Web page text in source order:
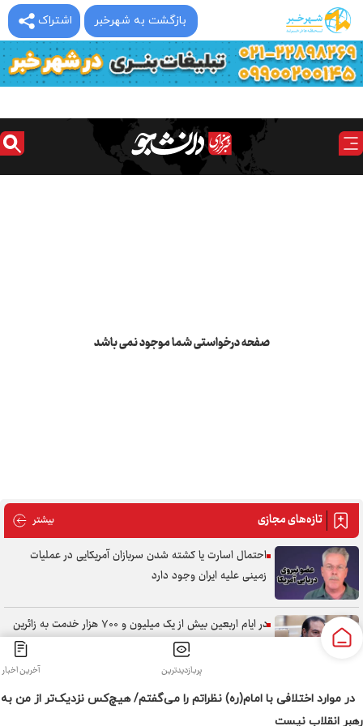
اشتراک بازگشت به شهرخبر
در موارد اختلافی با امام(ره) نظراتم را می‌گفتم/ هیچ‌کس نزدیک‌تر از من به
رهبر انقلاب نیست